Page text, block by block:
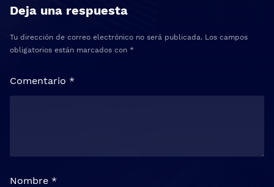
Deja una respuesta
Tu dirección de correo electrónico no será publicada. Los campos
obligatorios están marcados con *
Comentario *
Nombre *